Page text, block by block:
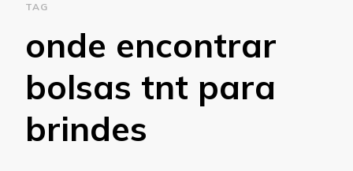
TAG
onde encontrar
bolsas tnt para
brindes